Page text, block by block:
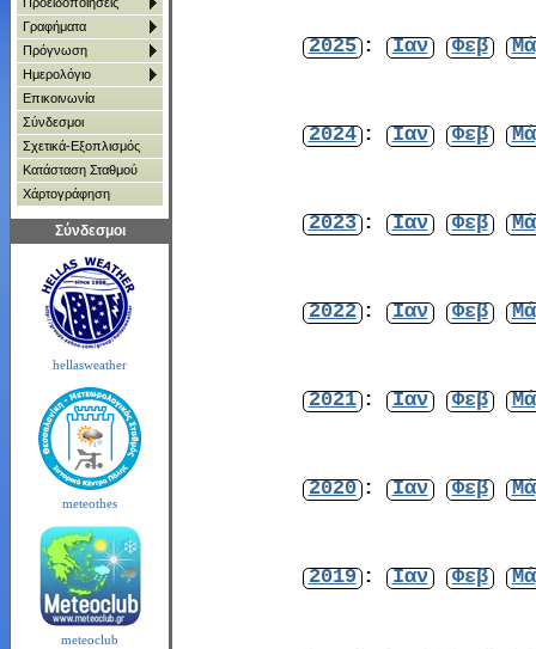
Γραφήματα
Πρόγνωση
Ημερολόγιο
Επικοινωνία
Σύνδεσμοι
Σχετικά-Εξοπλισμός
Κατάσταση Σταθμού
Χάρτoγράφηση
Σύνδεσμοι
hellasweather
meteothes
meteoclub
2025 : Ιαν Φεβ
2024 : Ιαν Φεβ
2023 : Ιαν Φεβ
2022 : Ιαν Φεβ
2021 : Ιαν Φεβ
2020 : Ιαν Φεβ
2019 : Ιαν Φεβ